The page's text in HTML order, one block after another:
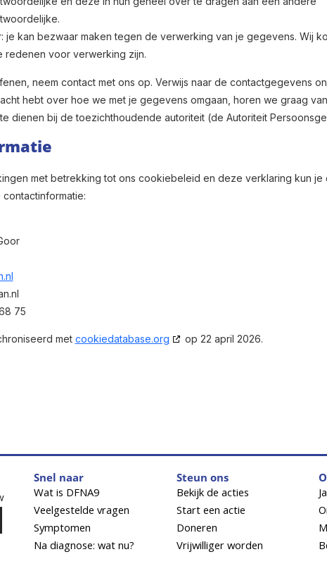
je kan bezwaar maken tegen de verwerking van je gegevens. Wij
redenen voor verwerking zijn.
neem contact met ons op. Verwijs naar de contactgegevens
hebt over hoe we met je gegevens omgaan, horen we graag
dienen bij de toezichthoudende autoriteit (de Autoriteit
met betrekking tot ons cookiebeleid en deze verklaring kun je
75
met cookiedatabase.org op 22 april 2026.
Snel naar
Wat is DFNA9
Veelgestelde vragen
Symptomen
Na diagnose: wat nu?
Steun ons
Bekijk de acties
Start een actie
Doneren
Vrijwilliger worden